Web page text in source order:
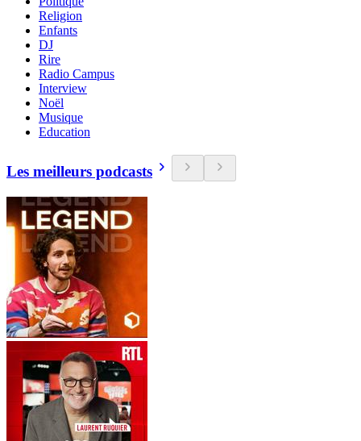
Religion
Enfants
DJ
Rire
Radio Campus
Interview
Noël
Musique
Education
Les meilleurs podcasts